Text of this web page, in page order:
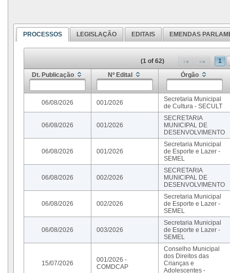
PROCESSOS LEGISLAÇÃO EDITAIS EMENDAS
(1 of 62) 1
Dt. Publicação
Nº Edital Órgão
06/08/2026 001/2026
Secretaria Municipal
de Cultura - SECULT
06/08/2026 001/2026
SECRETARIA
MUNICIPAL DE
DESENVOLVIMENTO
06/08/2026 001/2026
Secretaria Municipal
de Esporte e Lazer -
SEMEL
06/08/2026 002/2026
SECRETARIA
MUNICIPAL DE
DESENVOLVIMENTO
06/08/2026 002/2026
Secretaria Municipal
de Esporte e Lazer -
SEMEL
06/08/2026 003/2026
Secretaria Municipal
de Esporte e Lazer -
SEMEL
15/07/2026
001/2026 -
COMDCAP
Conselho Municipal
dos Direitos das
Crianças e
Adolescentes -